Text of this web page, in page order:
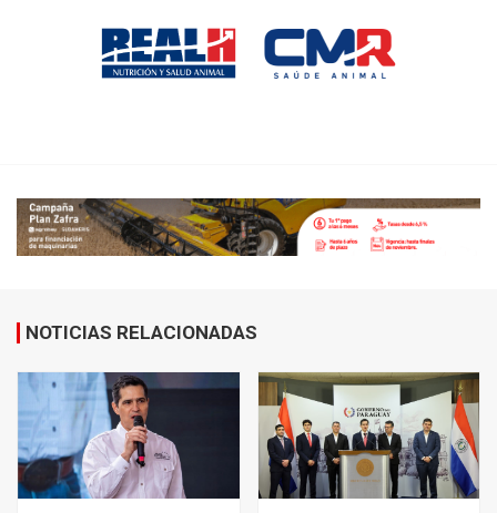
NOTICIAS RELACIONADAS